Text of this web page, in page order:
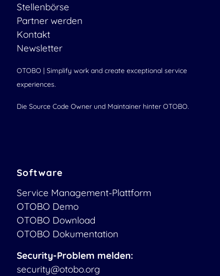
Stellenbörse
Partner werden
Kontakt
Newsletter
OTOBO | Simplify work and create exceptional service
experiences.
Die Source Code Owner und Maintainer hinter OTOBO.
Software
Service Management-Plattform
OTOBO Demo
OTOBO Download
OTOBO Dokumentation
Security-Problem melden:
security@otobo.org